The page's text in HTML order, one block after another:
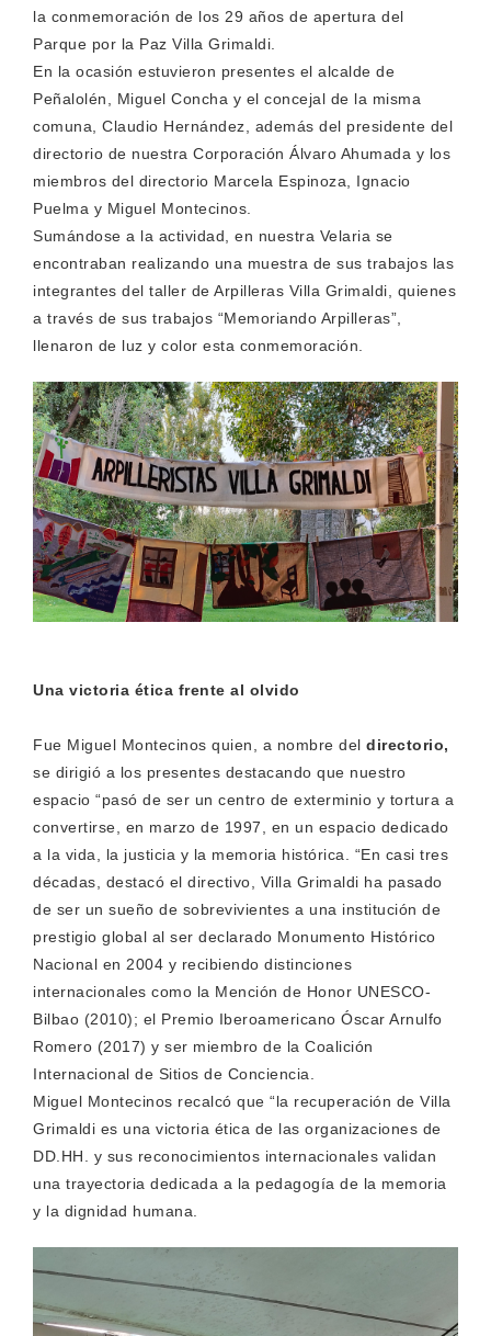
la conmemoración de los 29 años de apertura del
Parque por la Paz Villa Grimaldi.
En la ocasión estuvieron presentes el alcalde de
Peñalolén, Miguel Concha y el concejal de la misma
comuna, Claudio Hernández, además del presidente del
directorio de nuestra Corporación Álvaro Ahumada y los
miembros del directorio Marcela Espinoza, Ignacio
Puelma y Miguel Montecinos.
Sumándose a la actividad, en nuestra Velaria se
encontraban realizando una muestra de sus trabajos las
integrantes del taller de Arpilleras Villa Grimaldi, quienes
a través de sus trabajos “Memoriando Arpilleras”,
llenaron de luz y color esta conmemoración.
Una victoria ética frente al olvido
Fue Miguel Montecinos quien, a nombre del directorio,
se dirigió a los presentes destacando que nuestro
espacio “pasó de ser un centro de exterminio y tortura a
convertirse, en marzo de 1997, en un espacio dedicado
a la vida, la justicia y la memoria histórica. “En casi tres
décadas, destacó el directivo, Villa Grimaldi ha pasado
de ser un sueño de sobrevivientes a una institución de
prestigio global al ser declarado Monumento Histórico
Nacional en 2004 y recibiendo distinciones
internacionales como la Mención de Honor UNESCO-
Bilbao (2010); el Premio Iberoamericano Óscar Arnulfo
Romero (2017) y ser miembro de la Coalición
Internacional de Sitios de Conciencia.
Miguel Montecinos recalcó que “la recuperación de Villa
Grimaldi es una victoria ética de las organizaciones de
DD.HH. y sus reconocimientos internacionales validan
una trayectoria dedicada a la pedagogía de la memoria
y la dignidad humana.